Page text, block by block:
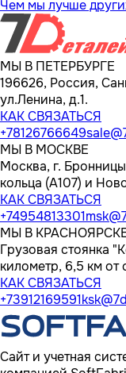
Чем мы лучше
МЫ В ПЕТЕРБУРГЕ
196626, Россия,
ул.Ленина, д.1.
КАК СВЯЗАТЬСЯ
+78126766649
МЫ В МОСКВЕ
Москва, г.
кольца (А107) и
КАК СВЯЗАТЬСЯ
+74954813301
МЫ В
Грузовая стоянка
километр, 6,5 км от
КАК СВЯЗАТЬСЯ
+73912169591
Сайт и учетная